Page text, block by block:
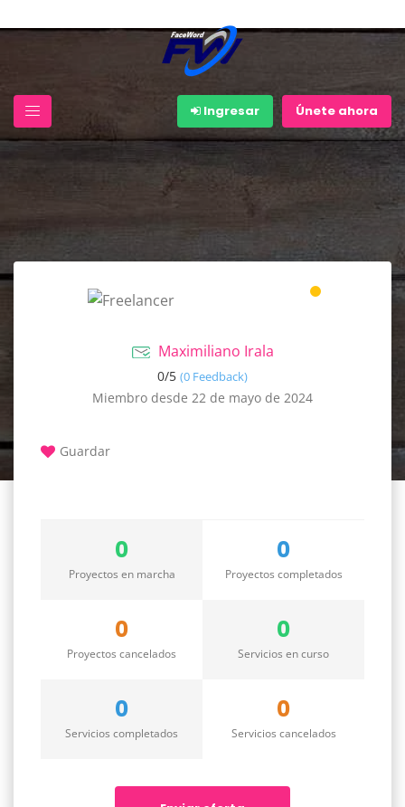
Ingresar Únete ahora
Maximiliano Irala
0/5 (0 Feedback)
Miembro desde 22 de mayo de 2024
Guardar
0
Proyectos en marcha
0
Proyectos completados
0
Proyectos cancelados
0
Servicios en curso
0
Servicios completados
0
Servicios cancelados